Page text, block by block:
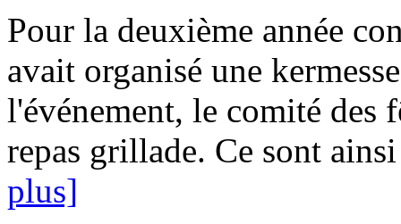
Pour la deuxième année
avait organisé une
l'événement, le comité des
repas grillade. Ce sont
plus]